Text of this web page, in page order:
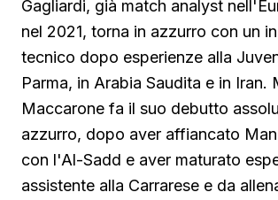
Gagliardi, già match analyst
nel 2021, torna in azzurro con un
tecnico dopo esperienze alla
Parma, in Arabia Saudita e in Iran.
Maccarone fa il suo debutto
azzurro, dopo aver affiancato
con l'Al-Sadd e aver maturato
assistente alla Carrarese e da